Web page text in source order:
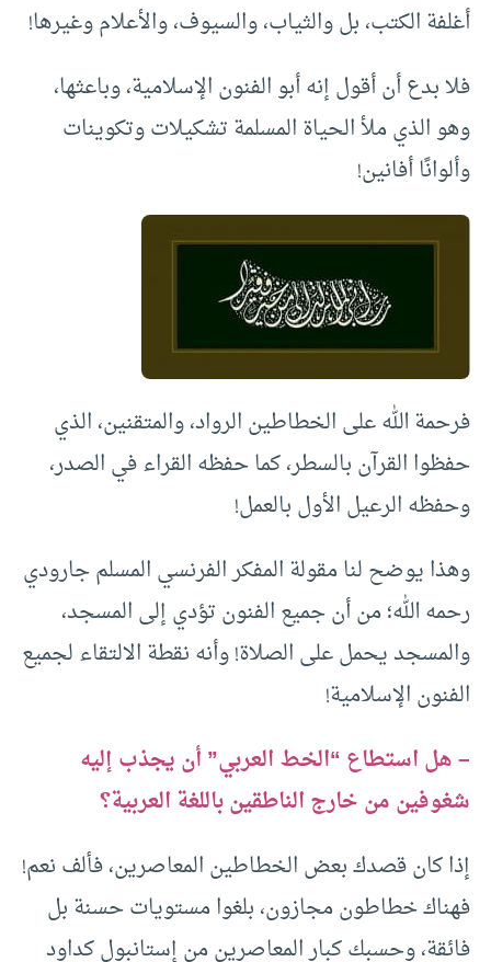
أغلفة الكتب، بل والثياب، والسيوف، والأعلام وغيرها!
فلا بدع أن أقول إنه أبو الفنون الإسلامية، وباعثها،
وهو الذي ملأ الحياة المسلمة تشكيلات وتكوينات
وألوانًا أفانين!
فرحمة الله على الخطاطين الرواد، والمتقنين، الذي
حفظوا القرآن بالسطر، كما حفظه القراء في الصدر،
وحفظه الرعيل الأول بالعمل!
وهذا يوضح لنا مقولة المفكر الفرنسي المسلم جارودي
رحمه الله؛ من أن جميع الفنون تؤدي إلى المسجد،
والمسجد يحمل على الصلاة! وأنه نقطة الالتقاء لجميع
الفنون الإسلامية!
– هل استطاع “الخط العربي” أن يجذب إليه
شغوفين من خارج الناطقين باللغة العربية؟
إذا كان قصدك بعض الخطاطين المعاصرين، فألف نعم!
فهناك خطاطون مجازون، بلغوا مستويات حسنة بل
فائقة، وحسبك كبار المعاصرين من إستانبول كداود